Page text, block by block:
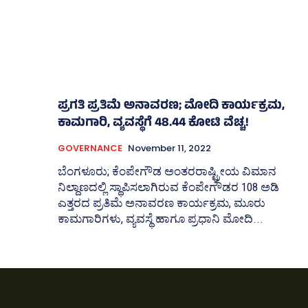
ಪ್ರಗತಿ ಪ್ರತಿಮೆ ಅನಾವರಣ; ಮೋದಿ ಕಾರ್ಯಕ್ರಮ,
ಕಾಮಗಾರಿ, ವ್ಯವಸ್ಥೆಗೆ 48.44 ಕೋಟಿ ವೆಚ್ಚ!
GOVERNANCE November 11, 2022
ಬೆಂಗಳೂರು; ಕೆಂ‍‍ಪೇಗೌಡ ಅಂತರರಾಷ್ಟ್ರೀಯ ವಿಮಾನ
ನಿಲ್ದಾಣದಲ್ಲಿ ಸ್ಥಾಪಿಸಲಾಗಿರುವ ಕೆಂಪೇಗೌಡರ 108 ಅಡಿ
ಎತ್ತರದ ಪ್ರತಿಮೆ ಅನಾವರಣ ಕಾರ್ಯಕ್ರಮ, ಮೂರು
ಕಾಮಗಾರಿಗಳು, ವ್ಯವಸ್ಥೆ ಹಾಗೂ ಪ್ರಧಾನಿ ಮೋದಿ...